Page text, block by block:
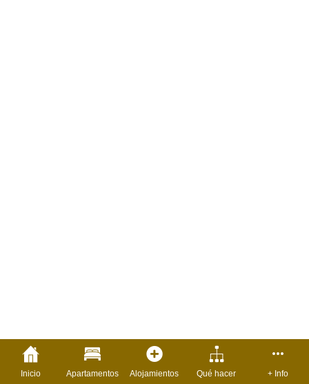
Inicio Apartamentos Alojamientos Qué hacer + Info